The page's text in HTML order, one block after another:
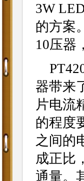
3W
的方案
10压器
器带来
片电流
的程度
之间的
成正比
通量。